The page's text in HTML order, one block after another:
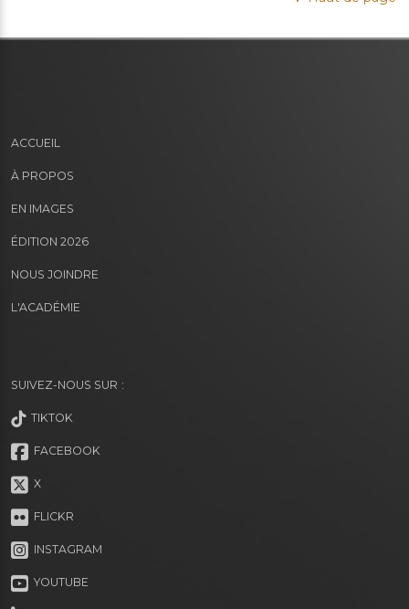
ACCUEIL
À PROPOS
EN IMAGES
ÉDITION 2026
NOUS JOINDRE
L'ACADÉMIE
SUIVEZ-NOUS SUR :
TIKTOK
FACEBOOK
X
FLICKR
INSTAGRAM
YOUTUBE